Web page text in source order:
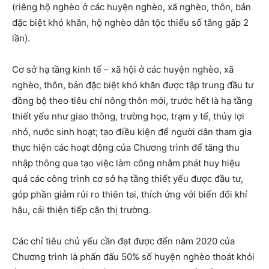
(riêng hộ nghèo ở các huyện nghèo, xã nghèo, thôn, bản
đặc biệt khó khăn, hộ nghèo dân tộc thiểu số tăng gấp 2
lần).
Cơ sở hạ tầng kinh tế – xã hội ở các huyện nghèo, xã
nghèo, thôn, bản đặc biệt khó khăn được tập trung đầu tư
đồng bộ theo tiêu chí nông thôn mới, trước hết là hạ tầng
thiết yếu như giao thông, trường học, trạm y tế, thủy lợi
nhỏ, nước sinh hoạt; tạo điều kiện để người dân tham gia
thực hiện các hoạt động của Chương trình để tăng thu
nhập thông qua tạo việc làm công nhằm phát huy hiệu
quả các công trình cơ sở hạ tầng thiết yếu được đầu tư,
góp phần giảm rủi ro thiên tai, thích ứng với biến đổi khí
hậu, cải thiện tiếp cận thị trường.
Các chỉ tiêu chủ yếu cần đạt được đến năm 2020 của
Chương trình là phấn đấu 50% số huyện nghèo thoát khỏi